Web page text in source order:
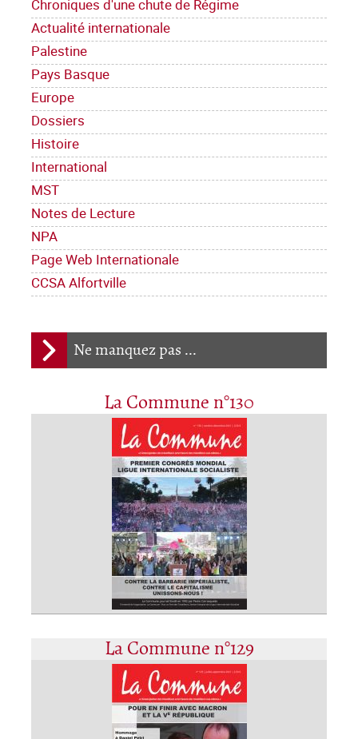
Chroniques d'une chute de Régime
Actualité internationale
Palestine
Pays Basque
Europe
Dossiers
Histoire
International
MST
Notes de Lecture
NPA
Page Web Internationale
CCSA Alfortville
Ne manquez pas ...
La Commune n°130
La Commune n°129